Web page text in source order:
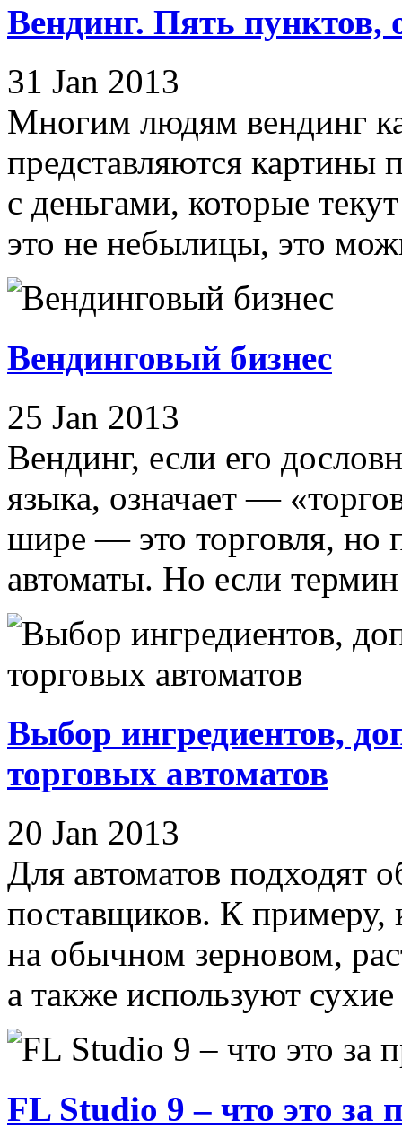
Вендинг. Пять
31 Jan 2013
Многим людям вендинг
представляются картины
с деньгами, которые
это не небылицы, это
Вендинговый бизнес
25 Jan 2013
Вендинг, если его
языка, означает —
шире — это торговля, но
автоматы. Но если термин
Выбор ингредиентов,
торговых автоматов
20 Jan 2013
Для автоматов подходят
поставщиков. К примеру,
на обычном зерновом,
а также используют
FL Studio 9 – что это за